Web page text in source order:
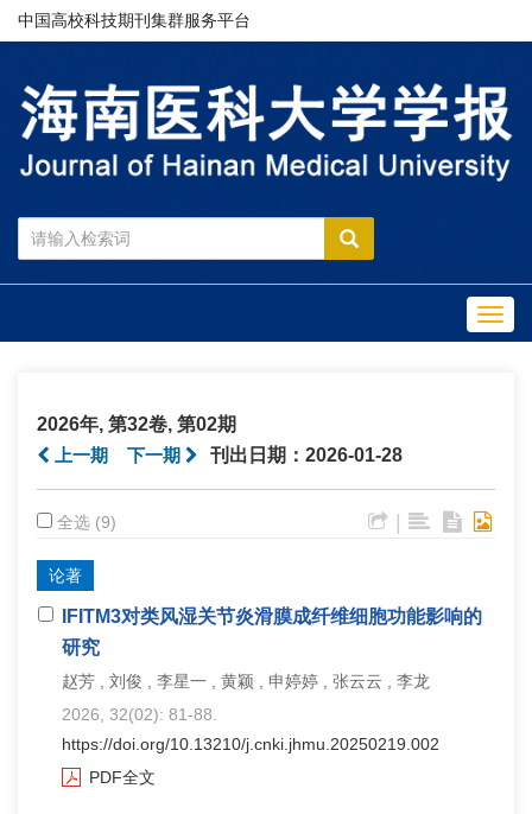
中国高校科技期刊集群服务平台
2026年, 第32卷, 第02期
刊出日期：2026-01-28
上一期 下一期
全选 (9)
论著
IFITM3对类风湿关节炎滑膜成纤维细胞功能影响的
研究
赵芳 , 刘俊 , 李星一 , 黄颖 , 申婷婷 , 张云云 , 李龙
2026, 32(02): 81-88.
https://doi.org/10.13210/j.cnki.jhmu.20250219.002
PDF全文